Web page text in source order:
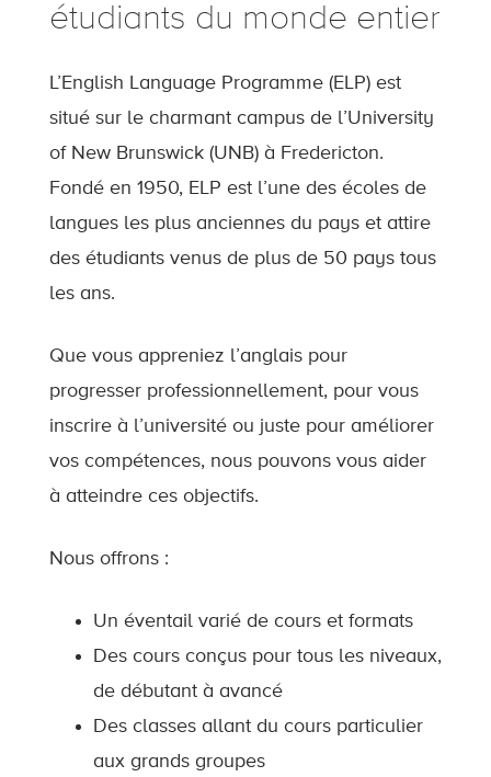
étudiants du monde entier
L’English Language Programme (ELP) est
situé sur le charmant campus de l’University
of New Brunswick (UNB) à Fredericton.
Fondé en 1950, ELP est l’une des écoles de
langues les plus anciennes du pays et attire
des étudiants venus de plus de 50 pays tous
les ans.
Que vous appreniez l’anglais pour
progresser professionnellement, pour vous
inscrire à l’université ou juste pour améliorer
vos compétences, nous pouvons vous aider
à atteindre ces objectifs.
Nous offrons :
Un éventail varié de cours et formats
Des cours conçus pour tous les niveaux,
de débutant à avancé
Des classes allant du cours particulier
aux grands groupes